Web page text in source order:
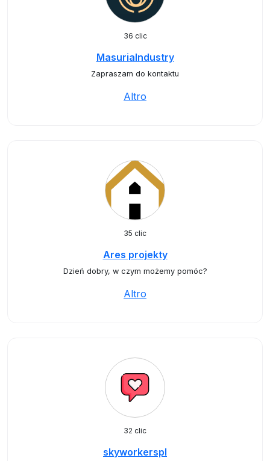
36 clic
MasuriaIndustry
Zapraszam do kontaktu
Altro
35 clic
Ares projekty
Dzień dobry, w czym możemy pomóc?
Altro
32 clic
skyworkerspl